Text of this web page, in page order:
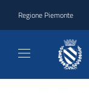
Regione Piemonte